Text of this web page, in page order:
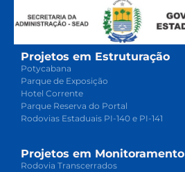
Projetos em Estruturação
Potycabana
Parque de Exposição
Hotel Corrente
Parque Reserva do Portal
Rodovias Estaduais PI-140 e PI-141
Projetos em Monitoramento
Rodovia Transcerrados